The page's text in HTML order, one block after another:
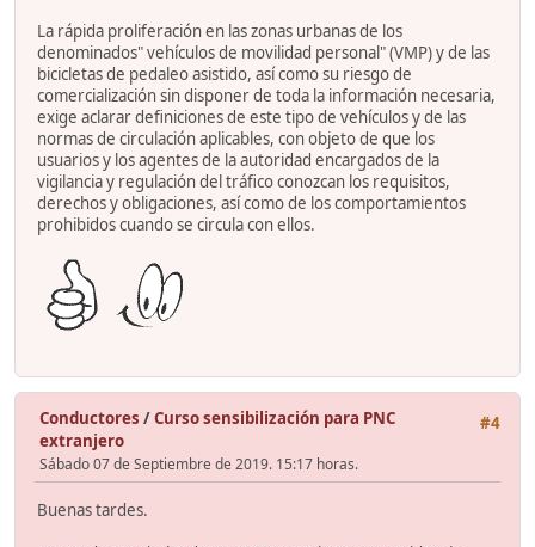
La rápida proliferación en las zonas urbanas de los
denominados" vehículos de movilidad personal" (VMP) y de las
bicicletas de pedaleo asistido, así como su riesgo de
comercialización sin disponer de toda la información necesaria,
exige aclarar definiciones de este tipo de vehículos y de las
normas de circulación aplicables, con objeto de que los
usuarios y los agentes de la autoridad encargados de la
vigilancia y regulación del tráfico conozcan los requisitos,
derechos y obligaciones, así como de los comportamientos
prohibidos cuando se circula con ellos.
#4
Conductores /Curso sensibilización para PNC
extranjero
Sábado 07 de Septiembre de 2019. 15:17 horas.
Buenas tardes.